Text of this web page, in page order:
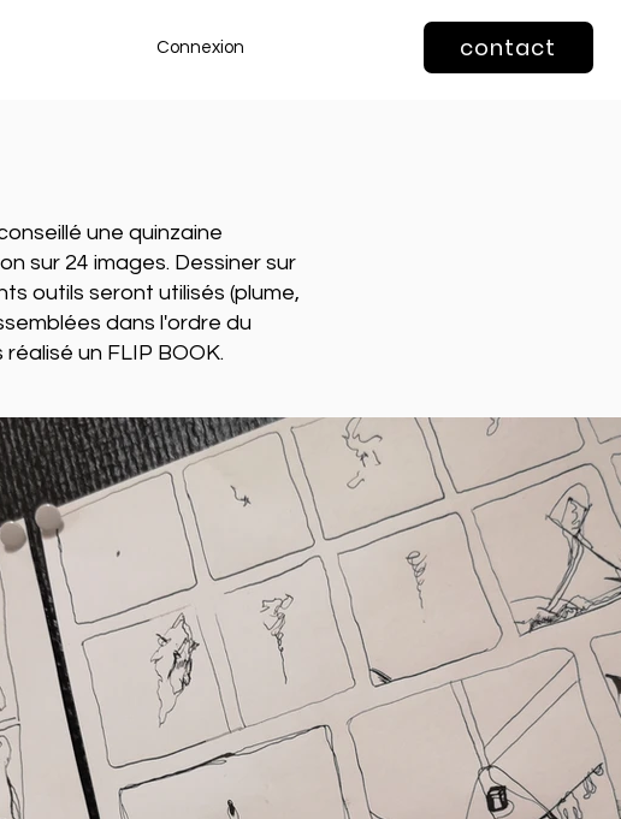
Connexion contact
une quinzaine
sur 24 images. Dessiner sur
outils seront utilisés (plume,
dans l'ordre du
un FLIP BOOK.